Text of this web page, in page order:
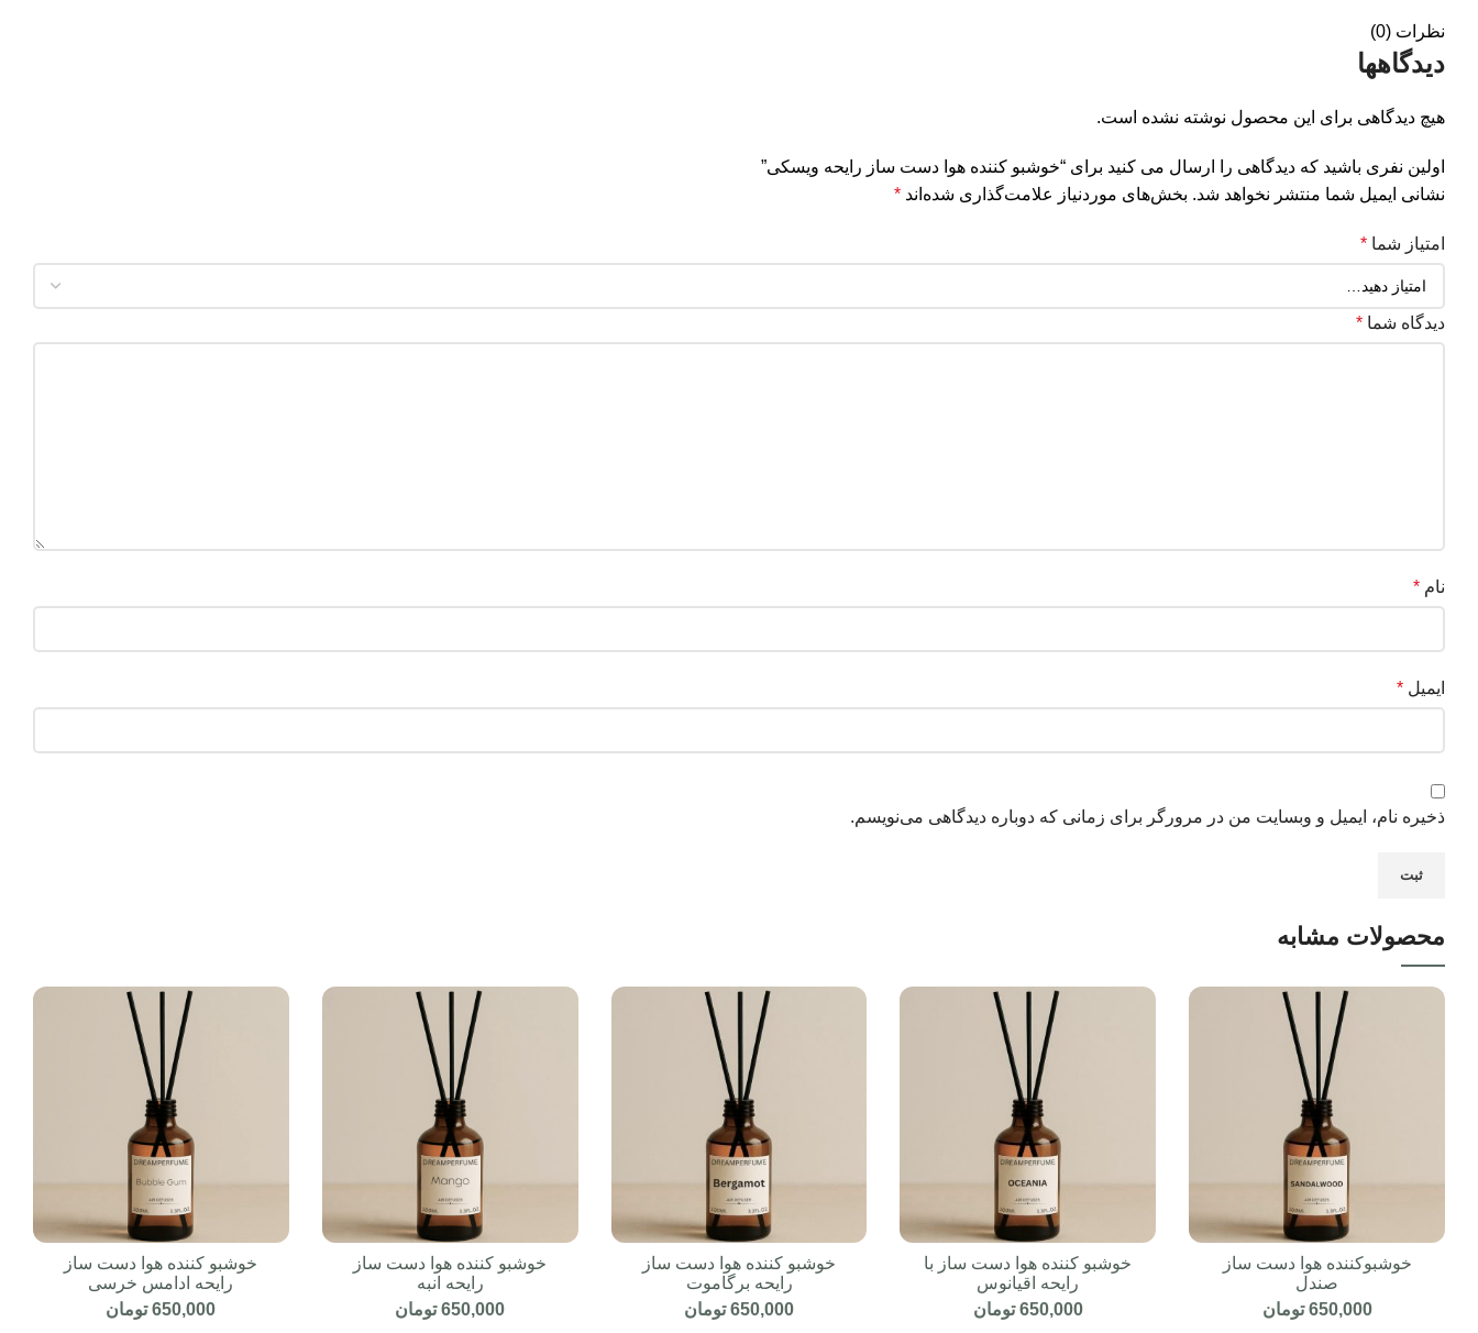
نظرات (0)
دیدگاهها
هیچ دیدگاهی برای این محصول نوشته نشده است.
اولین نفری باشید که دیدگاهی را ارسال می کنید برای “خوشبو کننده هوا دست ساز رایحه ویسکی”
نشانی ایمیل شما منتشر نخواهد شد. بخش‌های موردنیاز علامت‌گذاری شده‌اند *
امتیاز شما *
دیدگاه شما *
نام *
ایمیل *
ذخیره نام، ایمیل و وبسایت من در مرورگر برای زمانی که دوباره دیدگاهی می‌نویسم.
محصولات مشابه
خوشبوکننده هوا دست ساز
صندل
650,000 تومان
خوشبو کننده هوا دست ساز با
رایحه اقیانوس
650,000 تومان
خوشبو کننده هوا دست ساز
رایحه برگاموت
650,000 تومان
خوشبو کننده هوا دست ساز
رایحه انبه
650,000 تومان
خوشبو کننده هوا دست ساز
رایحه ادامس خرسی
650,000 تومان